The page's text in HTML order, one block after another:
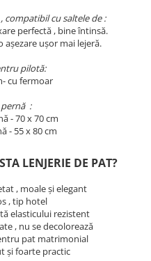
compatibil cu saltele de :
perfectă , bine întinsă.
ușor mai lejeră.
pilotă:
cu fermoar
pernă :
- 70 x 70 cm
- 55 x 80 cm
LENJERIE DE PAT?
, moale și elegant
, tip hotel
elasticului rezistent
, nu se decolorează
pat matrimonial
și foarte practic